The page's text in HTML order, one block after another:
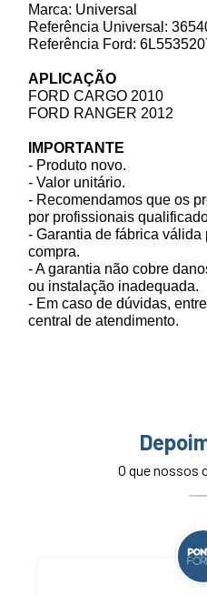
Marca: Universal
Referência Universal:
Referência Ford:
APLICAÇÃO
FORD CARGO 2010
FORD RANGER 2012
IMPORTANTE
- Produto novo.
- Valor unitário.
- Recomendamos que os
por profissionais
- Garantia de fábrica válida
compra.
- A garantia não cobre
ou instalação inadequada.
- Em caso de dúvidas,
central de atendimento.
O que nossos